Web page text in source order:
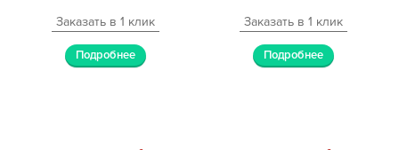
Заказать в 1 клик
Подробнее
Заказать в 1 клик
Подробнее